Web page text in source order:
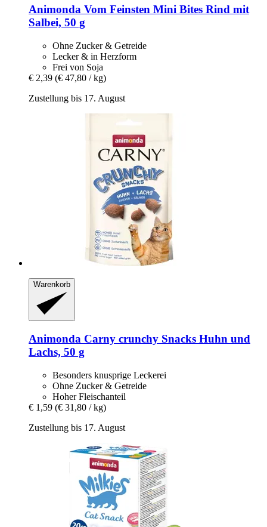
Animonda Vom Feinsten Mini Bites Rind mit
Salbei, 50 g
Ohne Zucker & Getreide
Lecker & in Herzform
Frei von Soja
€ 2,39 (€ 47,80 / kg)
Zustellung bis 17. August
Warenkorb
Animonda Carny crunchy Snacks Huhn und
Lachs, 50 g
Besonders knusprige Leckerei
Ohne Zucker & Getreide
Hoher Fleischanteil
€ 1,59 (€ 31,80 / kg)
Zustellung bis 17. August